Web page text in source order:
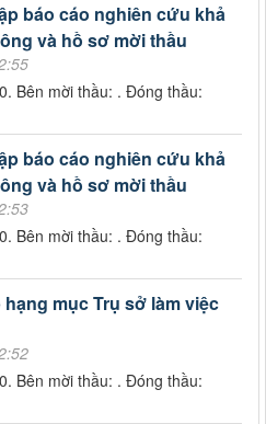
báo cáo nghiên cứu khả
và hồ sơ mời thầu
Bên mời thầu: . Đóng thầu:
báo cáo nghiên cứu khả
và hồ sơ mời thầu
Bên mời thầu: . Đóng thầu:
mục Trụ sở làm việc
Bên mời thầu: . Đóng thầu: